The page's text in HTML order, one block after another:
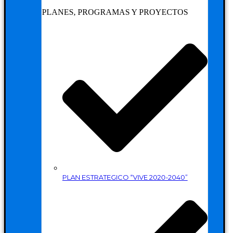
PLANES, PROGRAMAS Y PROYECTOS
PLAN ESTRATEGICO “VIVE 2020-2040”